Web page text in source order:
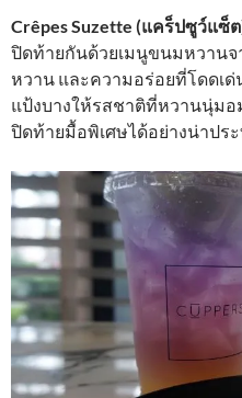
Crêpes Suzette (แคร็ปซูว์แซ็
ปิดท้ายกันด้วยเมนูขนมหวาน
หวาน และความอร่อยที่โดดเ
แป้งบางให้รสชาติที่หวานนุ่มอ
ปิดท้ายมื้อพิเศษได้อย่างน่าปร